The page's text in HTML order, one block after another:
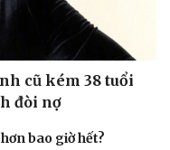
cũ kém 38 tuổi
đòi nợ
bao giờ hết?